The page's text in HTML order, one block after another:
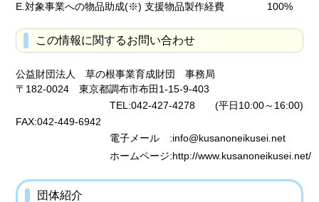
E.対象事業への物品助成(※) 支援物品製作経費 100%
この情報に関するお問い合わせ
公益財団法人 草の根事業育成財団 事務局
〒182-0024 東京都調布市布田1-15-9-403
TEL:042-427-4278 (平日10:00～16:00)
FAX:042-449-6942
電子メール :info@kusanoneikusei.net
ホームページ:http://www.kusanoneikusei.net/
団体紹介